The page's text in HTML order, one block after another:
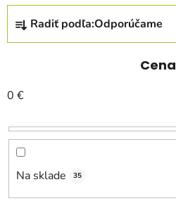
R
a
d
n
i
e
p
o
d
Radiť podľa:Odporúčame
Cena
0 €
Na sklade 35